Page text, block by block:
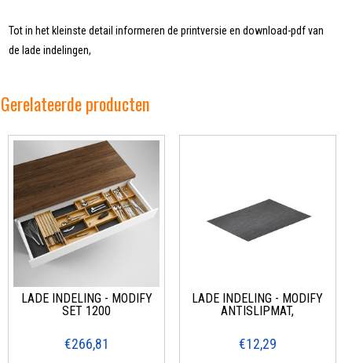
Tot in het kleinste detail informeren de printversie en download-pdf van
de lade indelingen,
Gerelateerde producten
LADE INDELING - MODIFY
SET 1200
€266,81
LADE INDELING - MODIFY
ANTISLIPMAT,
€12,29